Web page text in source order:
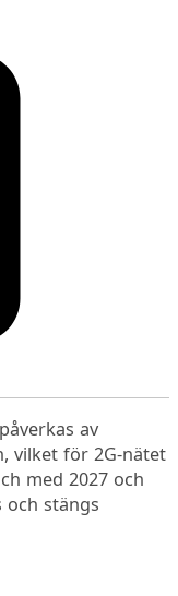
av
vilket för 2G-nätet
med 2027 och
och stängs